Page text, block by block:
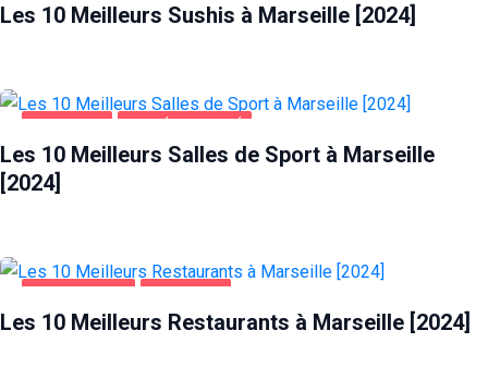
Les 10 Meilleurs Sushis à Marseille [2024]
MARSEILLE SANTÉ ET BEAUTÉ
Les 10 Meilleurs Salles de Sport à Marseille
[2024]
ALIMENTATION MARSEILLE
Les 10 Meilleurs Restaurants à Marseille [2024]